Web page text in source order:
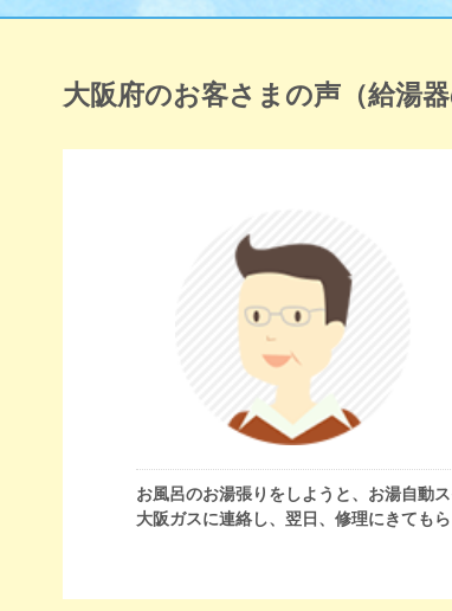
大阪府のお客さまの声（給湯器
お風呂のお湯張りをしようと、お湯自動
大阪ガスに連絡し、翌日、修理にきてもら